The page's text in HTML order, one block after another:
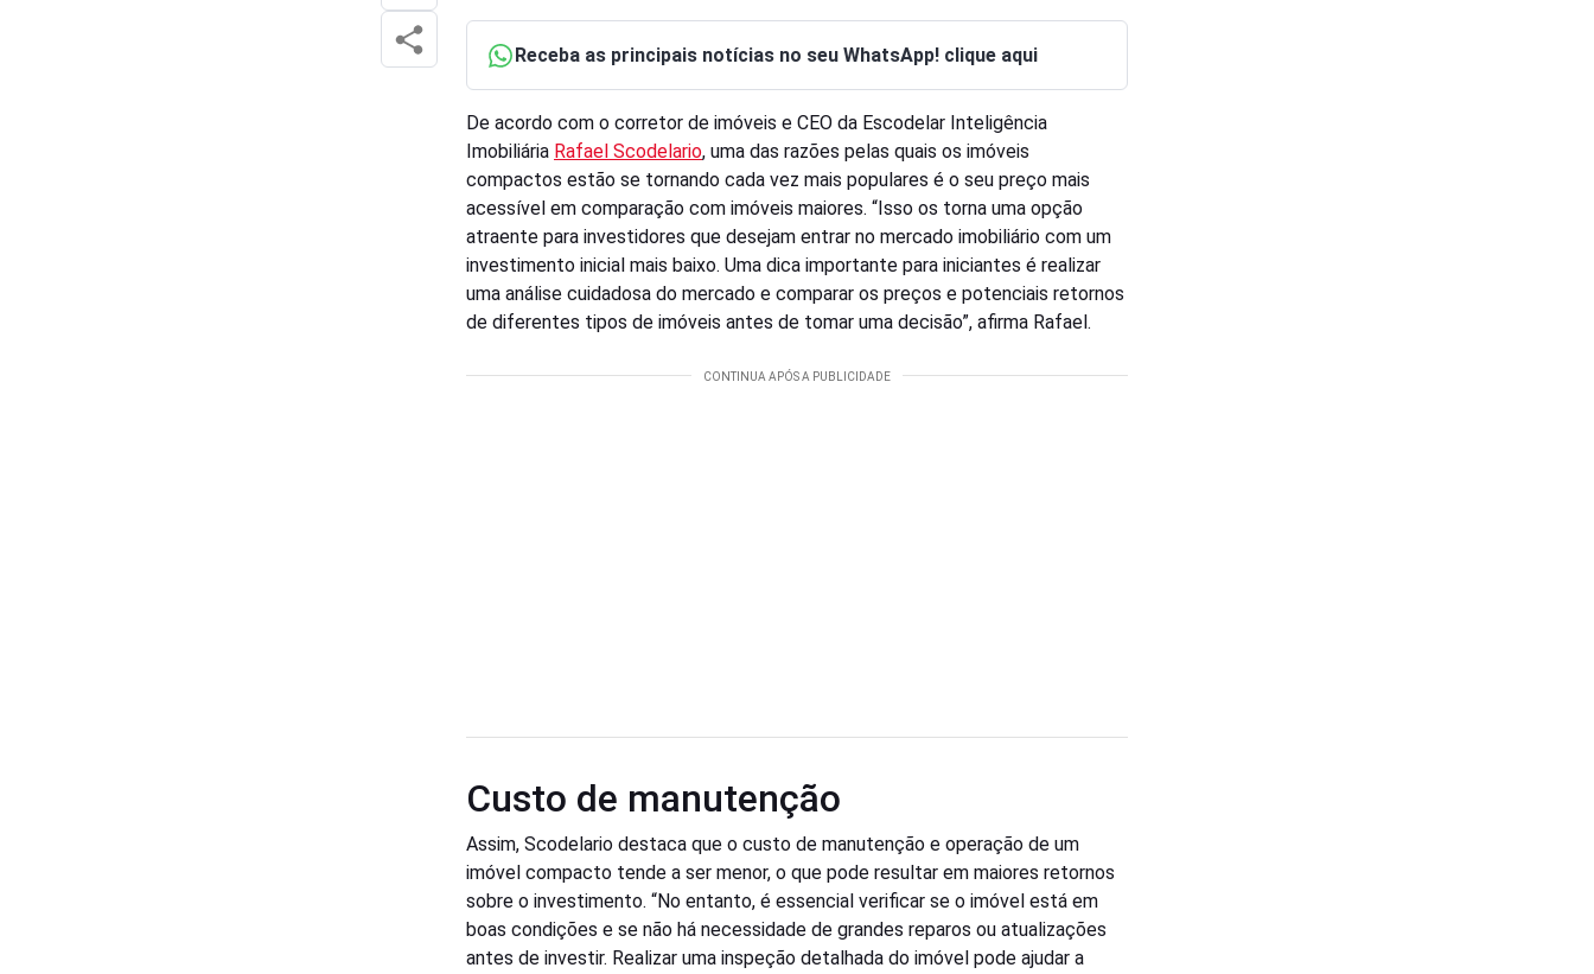
Receba as principais notícias no seu WhatsApp! clique aqui
De acordo com o corretor de imóveis e CEO da Escodelar Inteligência
Imobiliária Rafael Scodelario, uma das razões pelas quais os imóveis
compactos estão se tornando cada vez mais populares é o seu preço mais
acessível em comparação com imóveis maiores. “Isso os torna uma opção
atraente para investidores que desejam entrar no mercado imobiliário com um
investimento inicial mais baixo. Uma dica importante para iniciantes é realizar
uma análise cuidadosa do mercado e comparar os preços e potenciais retornos
de diferentes tipos de imóveis antes de tomar uma decisão”, afirma Rafael.
Custo de manutenção
Assim, Scodelario destaca que o custo de manutenção e operação de um
imóvel compacto tende a ser menor, o que pode resultar em maiores retornos
sobre o investimento. “No entanto, é essencial verificar se o imóvel está em
boas condições e se não há necessidade de grandes reparos ou atualizações
antes de investir. Realizar uma inspeção detalhada do imóvel pode ajudar a